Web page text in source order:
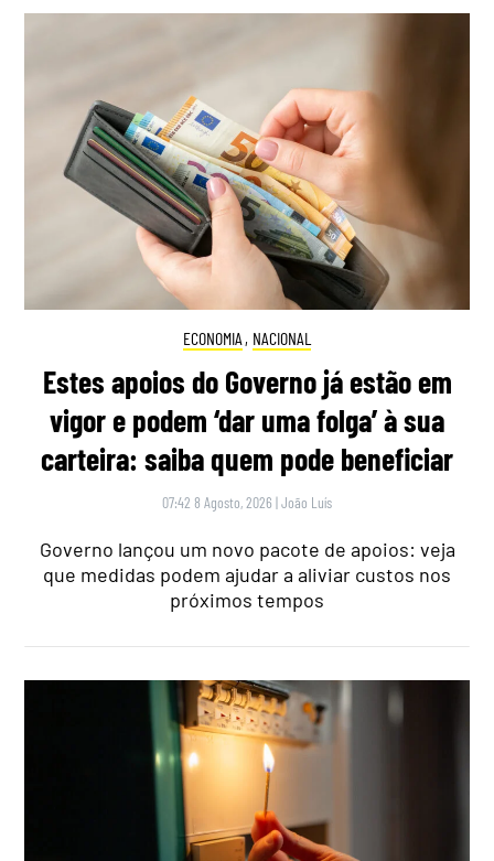
ECONOMIA , NACIONAL
Estes apoios do Governo já estão em
vigor e podem ‘dar uma folga’ à sua
carteira: saiba quem pode beneficiar
07:42 8 Agosto, 2026 |João Luís
Governo lançou um novo pacote de apoios: veja
que medidas podem ajudar a aliviar custos nos
próximos tempos